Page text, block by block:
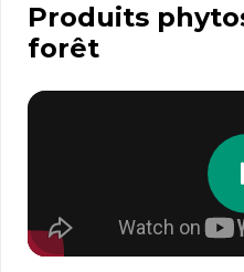
Produits
forêt